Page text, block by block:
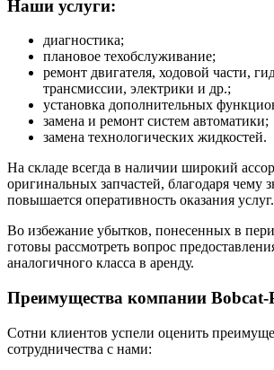
Наши услуги:
диагностика;
плановое техобслуживание;
ремонт двигателя, ходовой части,
трансмиссии, электрики и др.;
установка дополнительных
замена и ремонт систем автоматики;
замена технологических жидкостей.
На складе всегда в наличии широкий
оригинальных запчастей, благодаря чему
повышается оперативность оказания услуг.
Во избежание убытков, понесенных в
готовы рассмотреть вопрос
аналогичного класса в аренду.
Преимущества компании Bobcat-
Сотни клиентов успели оценить
сотрудничества с нами: